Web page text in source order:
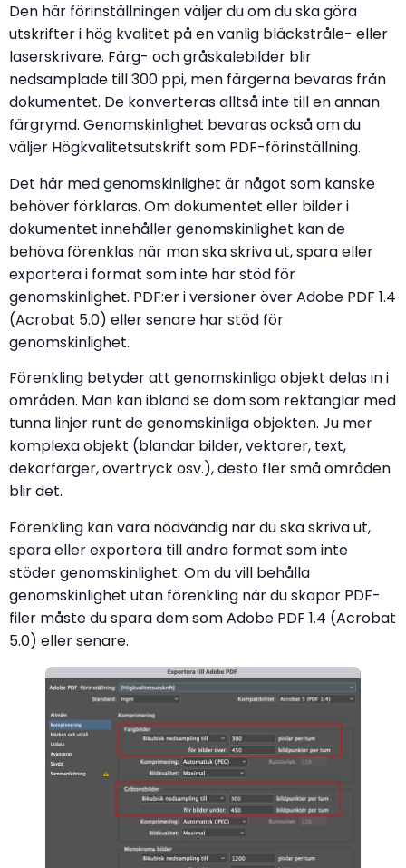
Den här förinställningen väljer du om du ska göra
utskrifter i hög kvalitet på en vanlig bläckstråle- eller
laserskrivare. Färg- och gråskalebilder blir
nedsamplade till 300 ppi, men färgerna bevaras från
dokumentet. De konverteras alltså inte till en annan
färgrymd. Genomskinlighet bevaras också om du
väljer Högkvalitetsutskrift som PDF-förinställning.
Det här med genomskinlighet är något som kanske
behöver förklaras. Om dokumentet eller bilder i
dokumentet innehåller genomskinlighet kan de
behöva förenklas när man ska skriva ut, spara eller
exportera i format som inte har stöd för
genomskinlighet. PDF:er i versioner över Adobe PDF 1.4
(Acrobat 5.0) eller senare har stöd för
genomskinlighet.
Förenkling betyder att genomskinliga objekt delas in i
områden. Man kan ibland se dom som rektanglar med
tunna linjer runt de genomskinliga objekten. Ju mer
komplexa objekt (blandar bilder, vektorer, text,
dekorfärger, övertryck osv.), desto fler små områden
blir det.
Förenkling kan vara nödvändig när du ska skriva ut,
spara eller exportera till andra format som inte
stöder genomskinlighet. Om du vill behålla
genomskinlighet utan förenkling när du skapar PDF-
filer måste du spara dem som Adobe PDF 1.4 (Acrobat
5.0) eller senare.